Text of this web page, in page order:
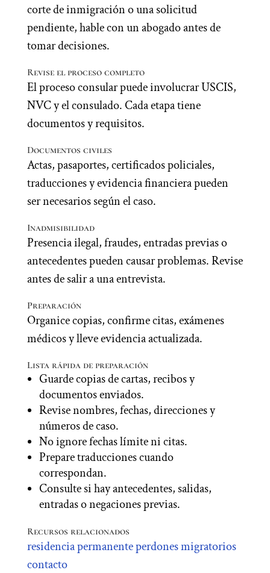
corte de inmigración o una solicitud
pendiente, hable con un abogado antes de
tomar decisiones.
Revise el proceso completo
El proceso consular puede involucrar USCIS,
NVC y el consulado. Cada etapa tiene
documentos y requisitos.
Documentos civiles
Actas, pasaportes, certificados policiales,
traducciones y evidencia financiera pueden
ser necesarios según el caso.
Inadmisibilidad
Presencia ilegal, fraudes, entradas previas o
antecedentes pueden causar problemas. Revise
antes de salir a una entrevista.
Preparación
Organice copias, confirme citas, exámenes
médicos y lleve evidencia actualizada.
Lista rápida de preparación
Guarde copias de cartas, recibos y
documentos enviados.
Revise nombres, fechas, direcciones y
números de caso.
No ignore fechas límite ni citas.
Prepare traducciones cuando
correspondan.
Consulte si hay antecedentes, salidas,
entradas o negaciones previas.
Recursos relacionados
residencia permanenteperdones migratorios
contacto